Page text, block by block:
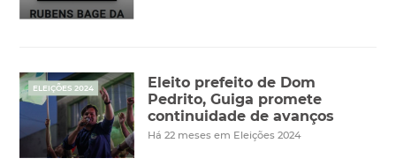
ELEIÇÕES 2024
Eleito prefeito de Dom
Pedrito, Guiga promete
continuidade de avanços
Há 22 meses em Eleições 2024